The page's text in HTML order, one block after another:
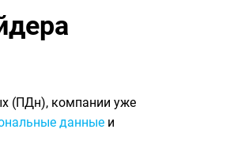
(ПДн), компании уже
данные и